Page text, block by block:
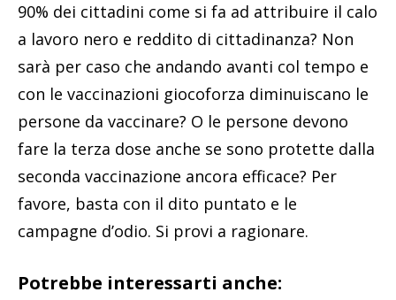
90% dei cittadini come si fa ad attribuire il calo
a lavoro nero e reddito di cittadinanza? Non
sarà per caso che andando avanti col tempo e
con le vaccinazioni giocoforza diminuiscano le
persone da vaccinare? O le persone devono
fare la terza dose anche se sono protette dalla
seconda vaccinazione ancora efficace? Per
favore, basta con il dito puntato e le
campagne d’odio. Si provi a ragionare.
Potrebbe interessarti anche: